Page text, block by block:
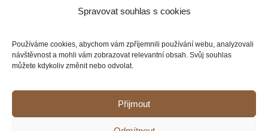
Spravovat souhlas s cookies
Používáme cookies, abychom vám zpříjemnili používání webu, analyzovali
návštěvnost a mohli vám zobrazovat relevantní obsah. Svůj souhlas
můžete kdykoliv změnit nebo odvolat.
Přijmout
+420 777 346 649
Copyright 2012 - 2021 Michal Ježek | Veškerá práva vyhrazena